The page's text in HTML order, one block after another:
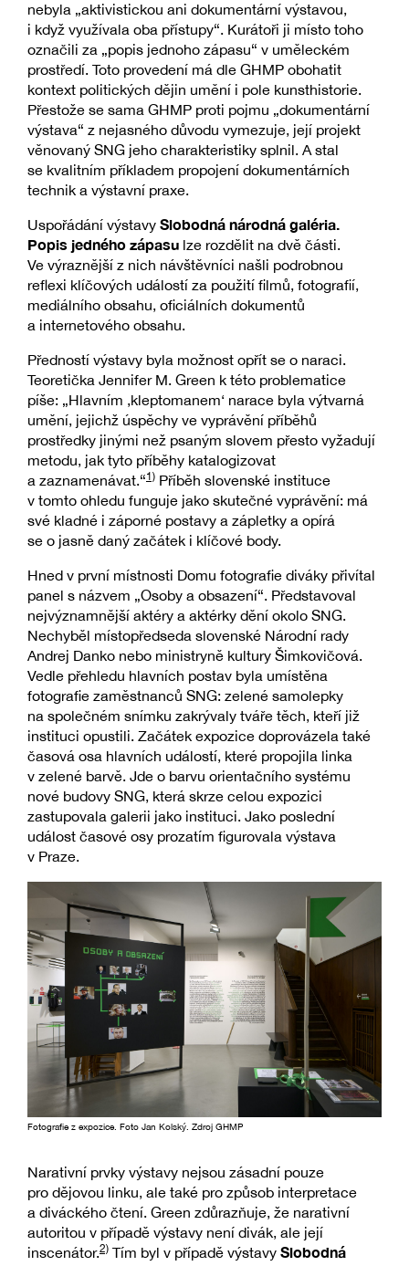
nebyla „aktivistickou ani dokumentární výstavou,
i když využívala oba přístupy“. Kurátoři ji místo toho
označili za „popis jednoho zápasu“ v uměleckém
prostředí. Toto provedení má dle GHMP obohatit
kontext politických dějin umění i pole kunsthistorie.
Přestože se sama GHMP proti pojmu „dokumentární
výstava“ z nejasného důvodu vymezuje, její projekt
věnovaný SNG jeho charakteristiky splnil. A stal
se kvalitním příkladem propojení dokumentárních
technik a výstavní praxe.
Uspořádání výstavy Slobodná národná galéria.
Popis jedného zápasu lze rozdělit na dvě části.
Ve výraznější z nich návštěvníci našli podrobnou
reflexi klíčových událostí za použití filmů, fotografií,
mediálního obsahu, oficiálních dokumentů
a internetového obsahu.
Předností výstavy byla možnost opřít se o naraci.
Teoretička Jennifer M. Green k této problematice
píše: „Hlavním ,kleptomanem‘ narace byla výtvarná
umění, jejichž úspěchy ve vyprávění příběhů
prostředky jinými než psaným slovem přesto vyžadují
metodu, jak tyto příběhy katalogizovat
a zaznamenávat.“1) Příběh slovenské instituce
v tomto ohledu funguje jako skutečné vyprávění: má
své kladné i záporné postavy a zápletky a opírá
se o jasně daný začátek i klíčové body.
Hned v první místnosti Domu fotografie diváky přivítal
panel s názvem „Osoby a obsazení“. Představoval
nejvýznamnější aktéry a aktérky dění okolo SNG.
Nechyběl místopředseda slovenské Národní rady
Andrej Danko nebo ministryně kultury Šimkovičová.
Vedle přehledu hlavních postav byla umístěna
fotografie zaměstnanců SNG: zelené samolepky
na společném snímku zakrývaly tváře těch, kteří již
instituci opustili. Začátek expozice doprovázela také
časová osa hlavních událostí, které propojila linka
v zelené barvě. Jde o barvu orientačního systému
nové budovy SNG, která skrze celou expozici
zastupovala galerii jako instituci. Jako poslední
událost časové osy prozatím figurovala výstava
v Praze.
Fotografie z expozice. Foto Jan Kolský. Zdroj GHMP
Narativní prvky výstavy nejsou zásadní pouze
pro dějovou linku, ale také pro způsob interpretace
a diváckého čtení. Green zdůrazňuje, že narativní
autoritou v případě výstavy není divák, ale její
inscenátor.2) Tím byl v případě výstavy Slobodná